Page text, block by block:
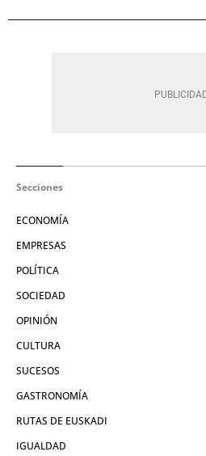
Secciones
ECONOMÍA
EMPRESAS
POLÍTICA
SOCIEDAD
OPINIÓN
CULTURA
SUCESOS
GASTRONOMÍA
RUTAS DE EUSKADI
IGUALDAD